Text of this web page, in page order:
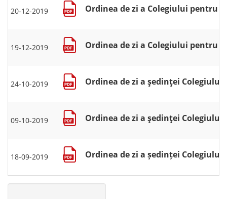
20-12-2019 Ordinea de zi a Colegiului pentru
19-12-2019 Ordinea de zi a Colegiului pentru
24-10-2019 Ordinea de zi a şedinţei
09-10-2019 Ordinea de zi a şedinţei
18-09-2019 Ordinea de zi a ședinței